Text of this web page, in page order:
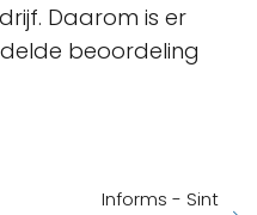
Daarom is er
beoordeling
Informs - Sint